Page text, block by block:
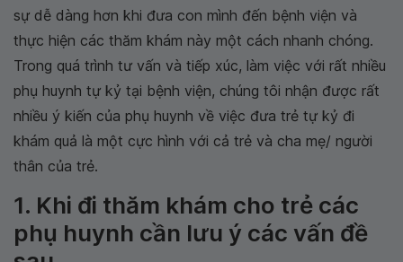
sự dễ dàng hơn khi đưa con mình đến bệnh viện và
thực hiện các thăm khám này một cách nhanh chóng.
Trong quá trình tư vấn và tiếp xúc, làm việc với rất nhiều
phụ huynh tự kỷ tại bệnh viện, chúng tôi nhận được rất
nhiều ý kiến của phụ huynh về việc đưa trẻ tự kỷ đi
khám quả là một cực hình với cả trẻ và cha mẹ/ người
thân của trẻ.
1. Khi đi thăm khám cho trẻ các
phụ huynh cần lưu ý các vấn đề